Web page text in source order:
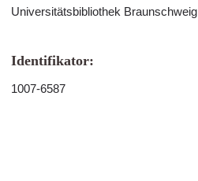
Universitätsbibliothek Braunschweig
Identifikator:
1007-6587